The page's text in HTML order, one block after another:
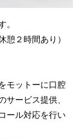
。
憩２時間あり）
モットーに口腔
サービス提供、
ール対応を行い